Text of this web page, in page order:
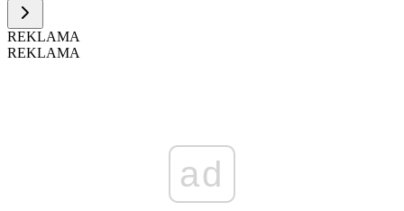
REKLAMA
REKLAMA
ad